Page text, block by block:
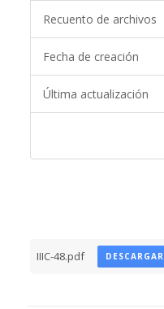
Recuento de archivos
Fecha de creación
Última actualización
IIIC-48.pdf DESCARGAR